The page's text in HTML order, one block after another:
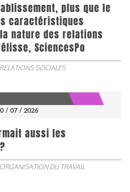
plus que le
caractéristiques
nature des relations
SciencesPo
RELATIONS SOCIALES
/ 07 / 2026
aussi les
ORGANISATION DU TRAVAIL